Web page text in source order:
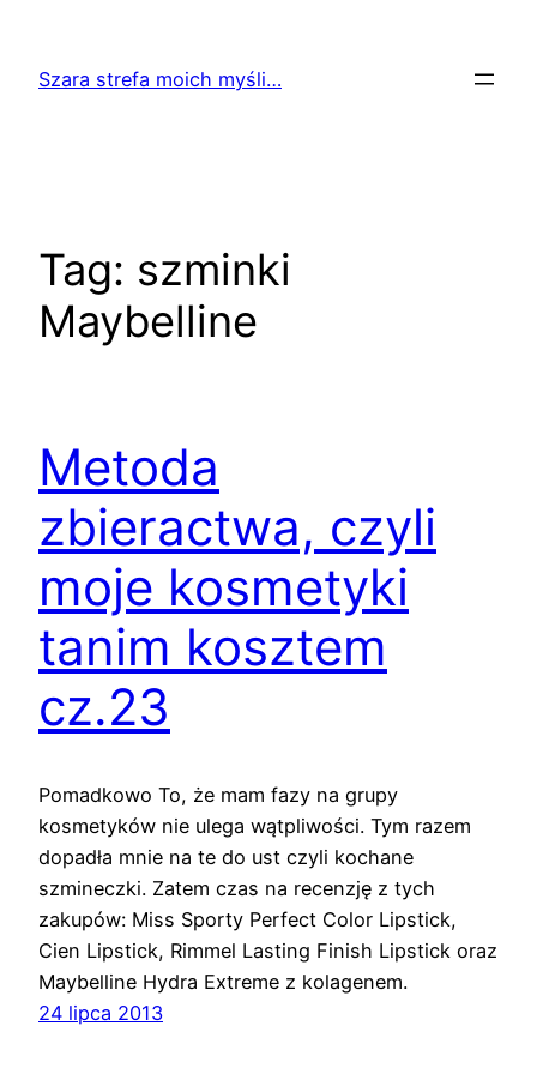
treściSzara strefa moich myśli…
Tag: szminki
Maybelline
Metoda
zbieractwa, czyli
moje kosmetyki
tanim kosztem
cz.23
Pomadkowo To, że mam fazy na grupy
kosmetyków nie ulega wątpliwości. Tym razem
dopadła mnie na te do ust czyli kochane
szmineczki. Zatem czas na recenzję z tych
zakupów: Miss Sporty Perfect Color Lipstick,
Cien Lipstick, Rimmel Lasting Finish Lipstick oraz
Maybelline Hydra Extreme z kolagenem.
24 lipca 2013